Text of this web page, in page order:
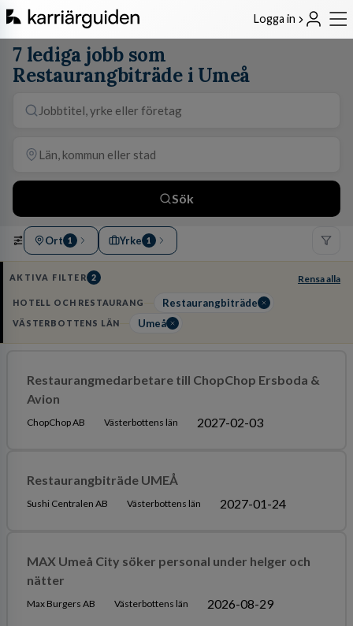
Logga in
7 lediga jobb som
Restaurangbiträde i Umeå
Sök
Ort 1 Yrke 1
AKTIVA FILTER 2 Rensa alla
HOTELL OCH RESTAURANG Restaurangbiträde
VÄSTERBOTTENS LÄN Umeå
Restaurangmedarbetare till ChopChop Ersboda &
Avion
ChopChop AB Västerbottens län 2027-02-03
Restaurangbiträde UMEÅ
Sushi Centralen AB Västerbottens län 2027-01-24
MAX Umeå City söker personal under helger och
nätter
Max Burgers AB Västerbottens län 2026-08-29